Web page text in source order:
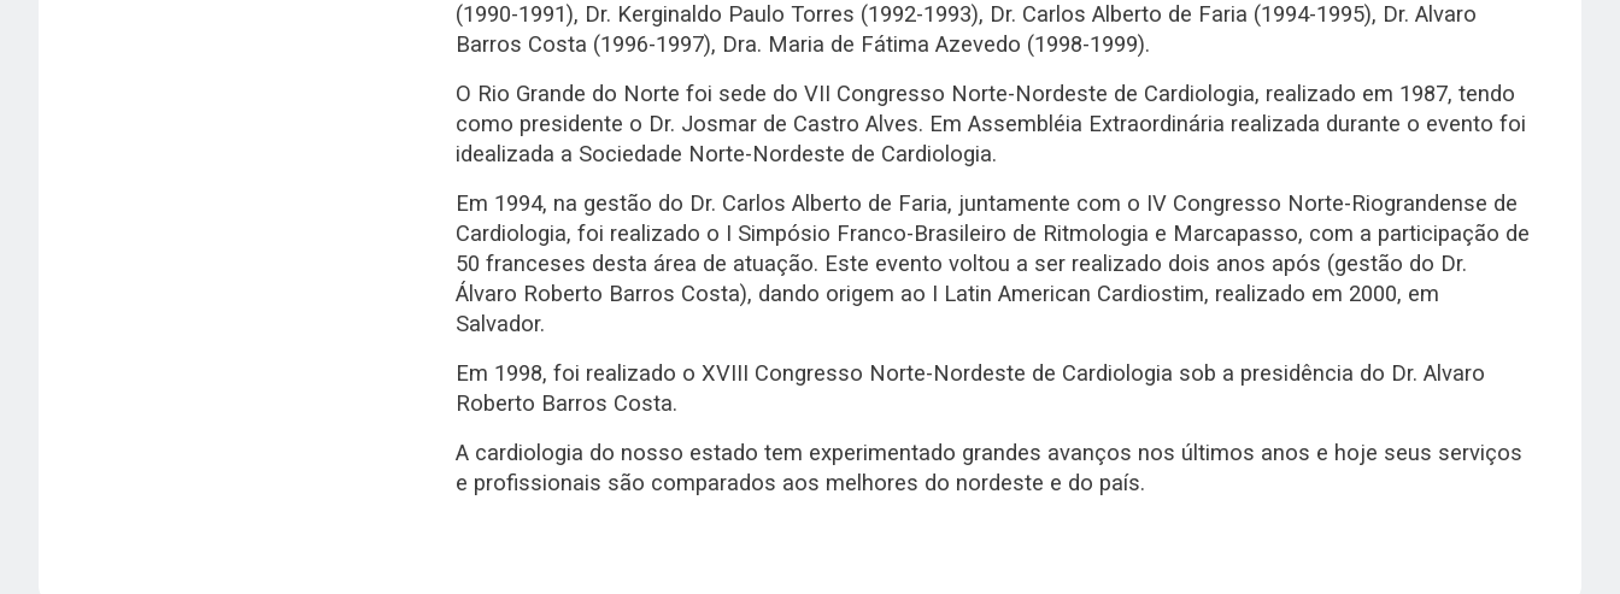
(1990-1991), Dr. Kerginaldo Paulo Torres (1992-1993), Dr. Carlos Alberto de Faria (1994-1995), Dr. Alvaro
Barros Costa (1996-1997), Dra. Maria de Fátima Azevedo (1998-1999).
O Rio Grande do Norte foi sede do VII Congresso Norte-Nordeste de Cardiologia, realizado em 1987, tendo
como presidente o Dr. Josmar de Castro Alves. Em Assembléia Extraordinária realizada durante o evento foi
idealizada a Sociedade Norte-Nordeste de Cardiologia.
Em 1994, na gestão do Dr. Carlos Alberto de Faria, juntamente com o IV Congresso Norte-Riograndense de
Cardiologia, foi realizado o I Simpósio Franco-Brasileiro de Ritmologia e Marcapasso, com a participação de
50 franceses desta área de atuação. Este evento voltou a ser realizado dois anos após (gestão do Dr.
Álvaro Roberto Barros Costa), dando origem ao I Latin American Cardiostim, realizado em 2000, em
Salvador.
Em 1998, foi realizado o XVIII Congresso Norte-Nordeste de Cardiologia sob a presidência do Dr. Alvaro
Roberto Barros Costa.
A cardiologia do nosso estado tem experimentado grandes avanços nos últimos anos e hoje seus serviços
e profissionais são comparados aos melhores do nordeste e do país.